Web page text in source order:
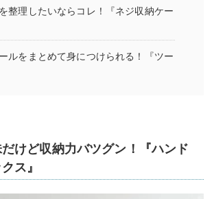
整理したいならコレ！『ネジ収納ケー
ルをまとめて身につけられる！『ツー
けど収納力バツグン！『ハンド
ス』